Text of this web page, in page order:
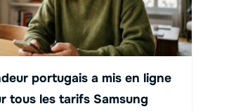
portugais a mis en ligne
tous les tarifs Samsung